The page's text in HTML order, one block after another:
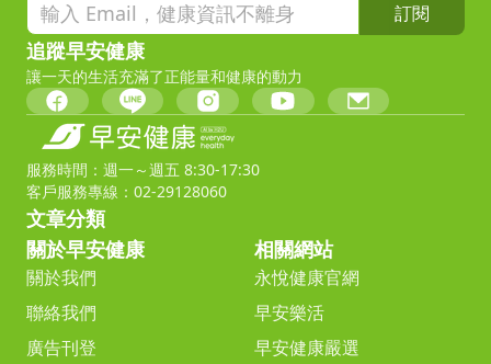
訂閱
追蹤早安健康
讓一天的生活充滿了正能量和健康的動力
服務時間：週一～週五 8:30-17:30
客戶服務專線：02-29128060
文章分類
關於早安健康
關於我們
聯絡我們
廣告刊登
相關網站
永悅健康官網
早安樂活
早安健康嚴選